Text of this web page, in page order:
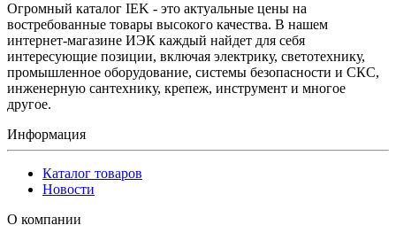
Огромный каталог IEK - это актуальные цены на
востребованные товары высокого качества. В нашем
интернет-магазине ИЭК каждый найдет для себя
интересующие позиции, включая электрику, светотехнику,
промышленное оборудование, системы безопасности и СКС,
инженерную сантехнику, крепеж, инструмент и многое
другое.
Информация
Каталог товаров
Новости
О компании